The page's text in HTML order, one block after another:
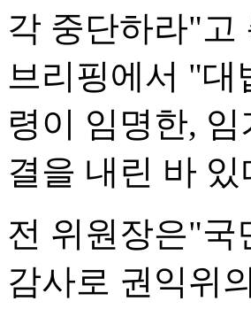
각 중단하라"고
브리핑에서 "대
령이 임명한,
결을 내린 바
전 위원장은"국
감사로 권익위